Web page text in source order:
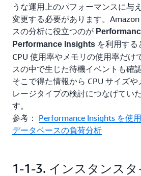
うな運用上のパフォーマンスに与
変更する必要があります。
スの分析に役立つのが
Performance Insights を利用す
CPU 使用率やメモリの使用率だけ
スの中で生じた待機イベントも確
そこで得た情報から CPU サイズや
レージタイプの検討につなげてい
す。
参考： Performance Insights を使
データベースの負荷分析
1-1-3. インスタンス